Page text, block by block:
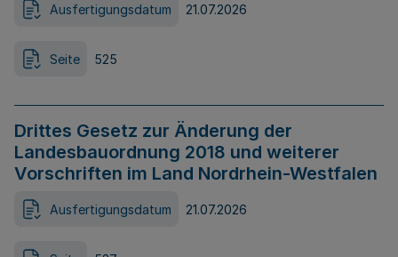
Ausfertigungsdatum 21.07.2026
Seite 525
Drittes Gesetz zur Änderung der
Landesbauordnung 2018 und weiterer
Vorschriften im Land Nordrhein-Westfalen
Ausfertigungsdatum 21.07.2026